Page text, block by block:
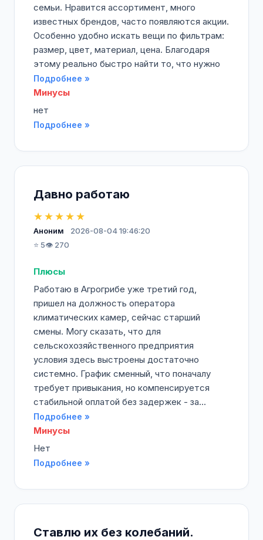
семьи. Нравится ассортимент, много
известных брендов, часто появляются акции.
Особенно удобно искать вещи по фильтрам:
размер, цвет, материал, цена. Благодаря
этому реально быстро найти то, что нужно
Подробнее »
Минусы
нет
Подробнее »
Давно работаю
★★★★★
Аноним
2026-08-04 19:46:20
⭐ 5👁️ 270
Плюсы
Работаю в Агрогрибе уже третий год,
пришел на должность оператора
климатических камер, сейчас старший
смены. Могу сказать, что для
сельскохозяйственного предприятия
условия здесь выстроены достаточно
системно. График сменный, что поначалу
требует привыкания, но компенсируется
стабильной оплатой без задержек - за...
Подробнее »
Минусы
Нет
Подробнее »
Ставлю их без колебаний.